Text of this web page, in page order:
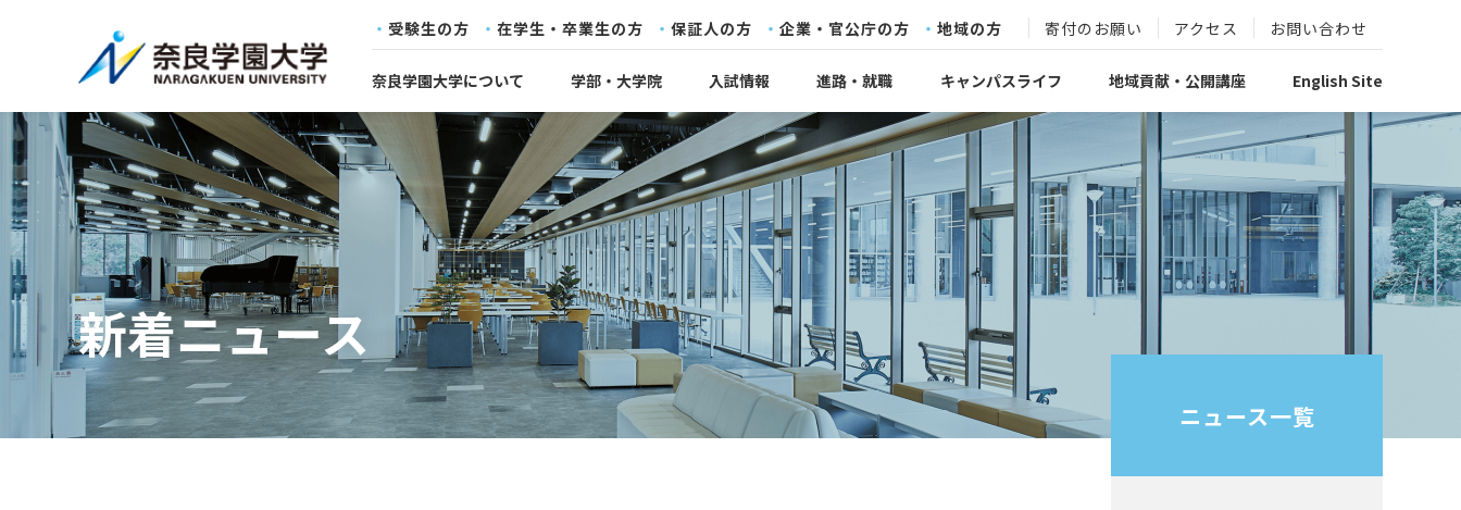
受験生の方 在学生・卒業生の方 保証人の方 企業・官公庁の方 地域の方 寄付のお願い アクセス お問い合わせ
奈良学園大学について 学部・大学院 入試情報 進路・就職 キャンパスライフ 地域貢献・公開講座 English Site
新着ニュース
ニュース一覧